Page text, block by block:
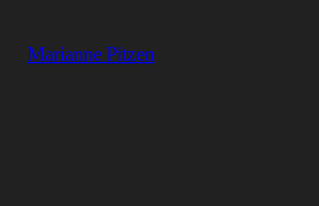
Marianne Pitzen